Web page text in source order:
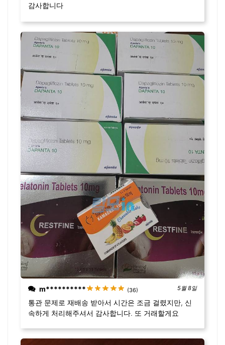
감사합니다
m********** (36) 5월 8일
통관 문제로 재배송 받아서 시간은 조금 걸렸지만, 신
속하게 처리해주셔서 감사합니다. 또 거래할게요